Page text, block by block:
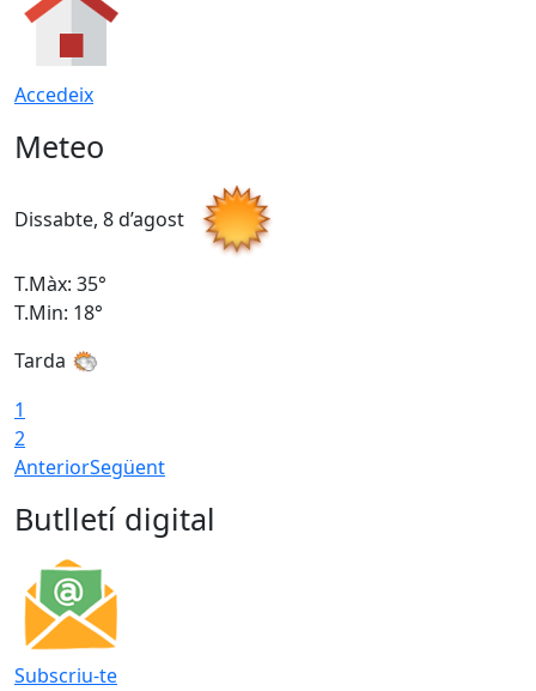
Accedeix
Meteo
Dissabte, 8 d’agost
T.Màx: 35°
T.Min: 18°
Tarda
1
2
AnteriorSegüent
Butlletí digital
Subscriu-te